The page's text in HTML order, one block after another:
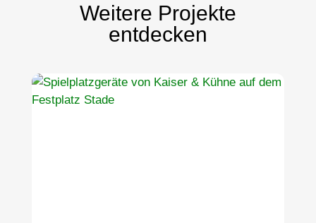
Weitere Projekte
entdecken